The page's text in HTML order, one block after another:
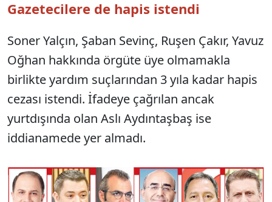
Gazetecilere de hapis istendi
Soner Yalçın, Şaban Sevinç, Ruşen Çakır, Yavuz
Oğhan hakkında örgüte üye olmamakla
birlikte yardım suçlarından 3 yıla kadar hapis
cezası istendi. İfadeye çağrılan ancak
yurtdışında olan Aslı Aydıntaşbaş ise
iddianamede yer almadı.